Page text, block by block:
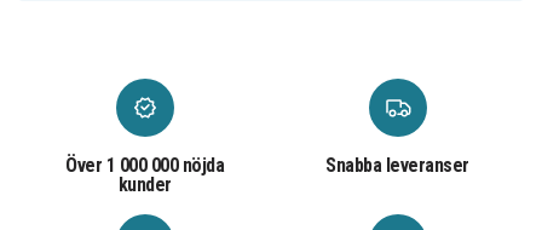
Över 1 000 000 nöjda
kunder
Snabba leveranser